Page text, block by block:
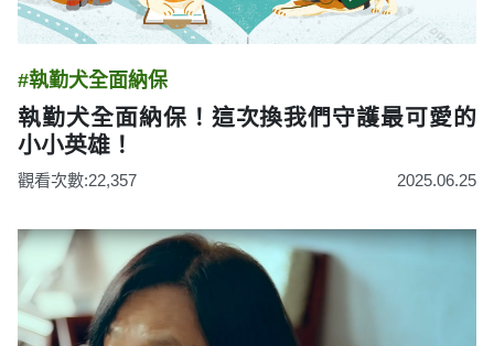
#執勤犬全面納保
執勤犬全面納保！這次換我們守護最可愛的
小小英雄！
觀看次數:22,357 2025.06.25